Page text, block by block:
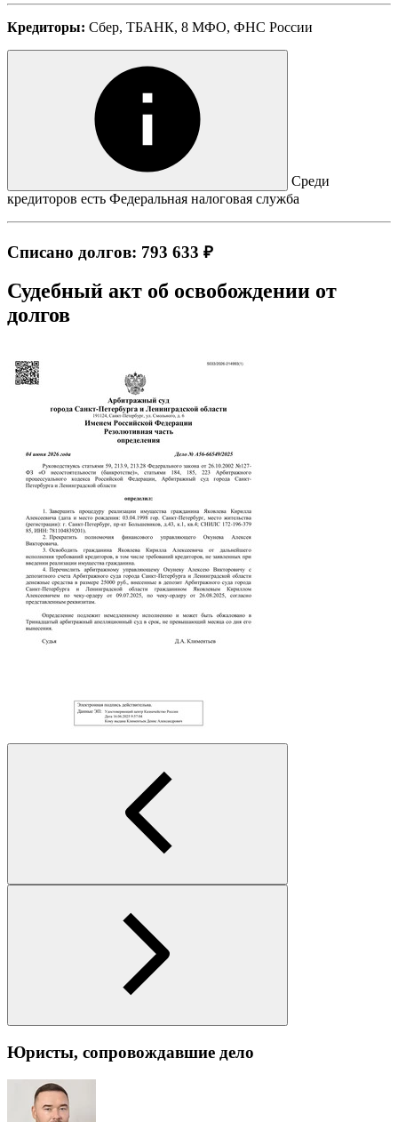
Кредиторы: Сбер, ТБАНК, 8 МФО, ФНС России
Среди
кредиторов есть Федеральная налоговая служба
Списано долгов: 793 633 ₽
Судебный акт об освобождении от
долгов
Юристы, сопровождавшие дело